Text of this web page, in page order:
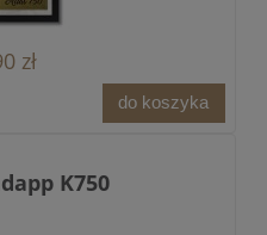
zł
do koszyka
K750